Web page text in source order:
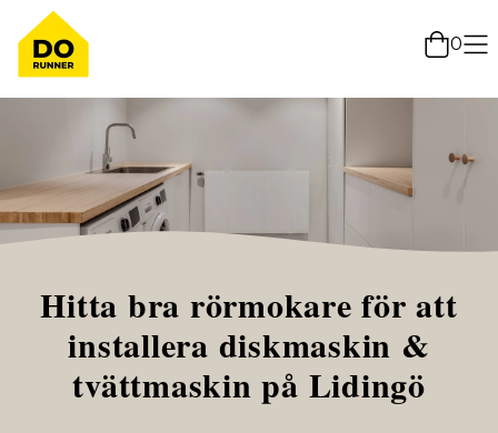
0
Hitta bra rörmokare för att
installera diskmaskin &
tvättmaskin på Lidingö